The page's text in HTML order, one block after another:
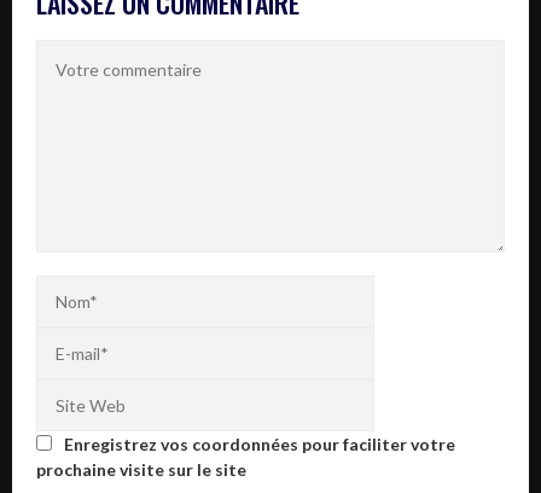
Enregistrez vos coordonnées pour faciliter votre
prochaine visite sur le site